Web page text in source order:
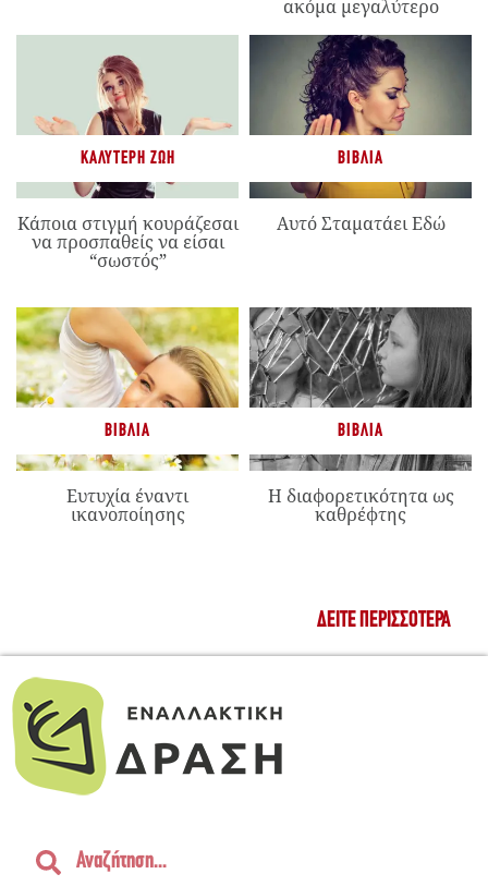
ακόμα μεγαλύτερο
ΚΑΛΎΤΕΡΗ ΖΩΉ
Κάποια στιγμή κουράζεσαι
να προσπαθείς να είσαι
“σωστός”
ΒΙΒΛΊΑ
Αυτό Σταματάει Εδώ
ΒΙΒΛΊΑ
Ευτυχία έναντι
ικανοποίησης
ΒΙΒΛΊΑ
Η διαφορετικότητα ως
καθρέφτης
ΔΕΊΤΕ ΠΕΡΙΣΣΌΤΕΡΑ